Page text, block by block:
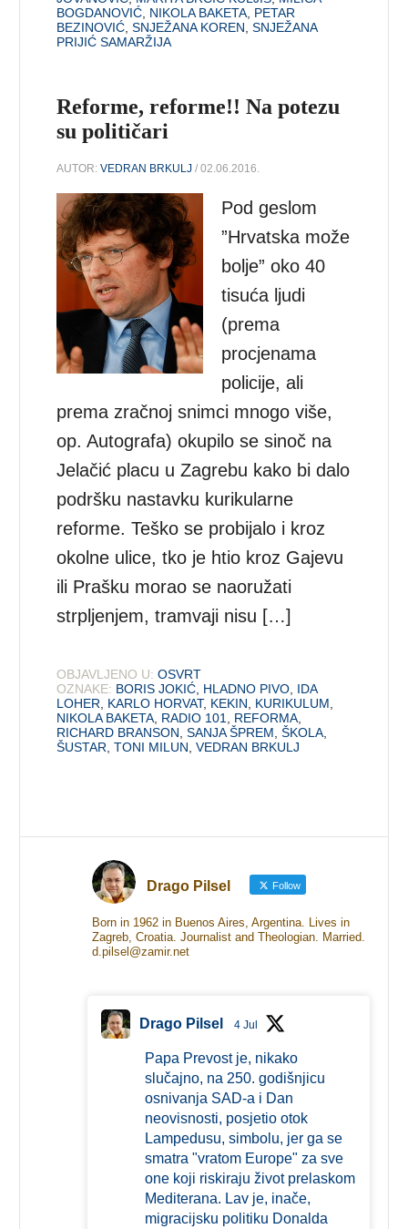
BOGDANOVIĆ NIKOLA BAKETA PETAR
BEZINOVIĆ ,SNJEŽANA KOREN ,SNJEŽANA
PRIJIĆ SAMARŽIJA
Reforme, reforme!! Na potezu
su političari
AUTOR:VEDRAN BRKULJ / 02.06.2016.
Pod geslom
”Hrvatska može
bolje” oko 40
tisuća ljudi
(prema
procjenama
policije, ali
prema zračnoj snimci mnogo više,
op. Autografa) okupilo se sinoč na
Jelačić placu u Zagrebu kako bi dalo
podršku nastavku kurikularne
reforme. Teško se probijalo i kroz
okolne ulice, tko je htio kroz Gajevu
ili Prašku morao se naoružati
strpljenjem, tramvaji nisu […]
OBJAVLJENO U: OSVRT
OZNAKE: BORIS JOKIĆ HLADNO PIVO IDA
LOHER
KARLO HORVAT, KEKIN KURIKULUM
NIKOLA BAKETA RADIO 101 REFORMA
RICHARD BRANSON ,SANJA ŠPREM ,ŠKOLA
ŠUSTAR ,TONI MILUN ,VEDRAN BRKULJ
Drago Pilsel Follow
Born in 1962 in Buenos Aires, Argentina. Lives in
Zagreb, Croatia. Journalist and Theologian. Married.
d.pilsel@zamir.net
Drago Pilsel 4 Jul
Papa Prevost je, nikako
slučajno, na 250. godišnjicu
osnivanja SAD-a i Dan
neovisnosti, posjetio otok
Lampedusu, simbolu, jer ga se
smatra "vratom Europe" za sve
one koji riskiraju život prelaskom
Mediterana. Lav je, inače,
migracijsku politiku Donalda